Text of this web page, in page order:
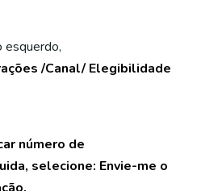
esquerdo,
/Canal/ Elegibilidade
número de
selecione: Envie-me o